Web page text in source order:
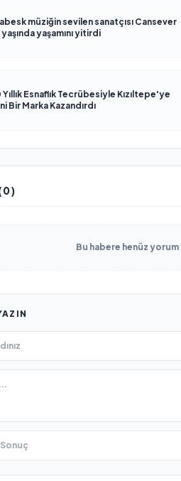
müziğin sevilen sanatçısı Cansever
yaşamını yitirdi
Yıllık Esnaflık Tecrübesiyle Kızıltepe'ye
Bir Marka Kazandırdı
Bu habere henüz yorum